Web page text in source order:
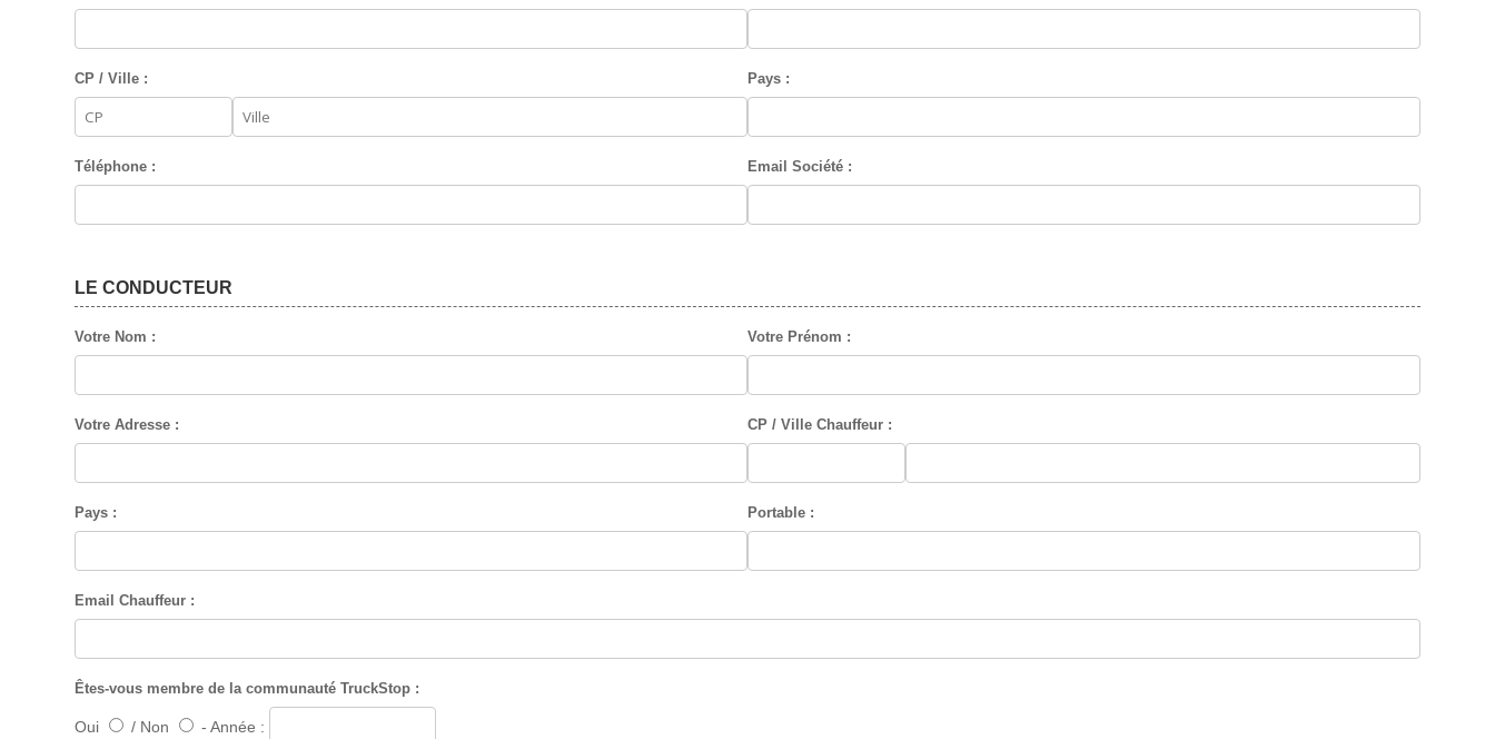
CP / Ville : Pays :
Téléphone : Email Société :
LE CONDUCTEUR
Votre Nom : Votre Prénom :
Votre Adresse : CP / Ville Chauffeur :
Pays : Portable :
Email Chauffeur :
Êtes-vous membre de la communautéTruckStop :
Oui / Non - Année :